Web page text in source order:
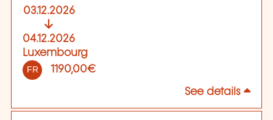
03.12.2026
04.12.2026
Luxembourg
FR 1190,00€
See details